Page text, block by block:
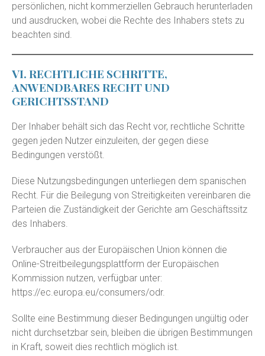
persönlichen, nicht kommerziellen Gebrauch herunterladen
und ausdrucken, wobei die Rechte des Inhabers stets zu
beachten sind.
VI. RECHTLICHE SCHRITTE,
ANWENDBARES RECHT UND
GERICHTSSTAND
Der Inhaber behält sich das Recht vor, rechtliche Schritte
gegen jeden Nutzer einzuleiten, der gegen diese
Bedingungen verstößt.
Diese Nutzungsbedingungen unterliegen dem spanischen
Recht. Für die Beilegung von Streitigkeiten vereinbaren die
Parteien die Zuständigkeit der Gerichte am Geschäftssitz
des Inhabers.
Verbraucher aus der Europäischen Union können die
Online-Streitbeilegungsplattform der Europäischen
Kommission nutzen, verfügbar unter:
https://ec.europa.eu/consumers/odr.
Sollte eine Bestimmung dieser Bedingungen ungültig oder
nicht durchsetzbar sein, bleiben die übrigen Bestimmungen
in Kraft, soweit dies rechtlich möglich ist.